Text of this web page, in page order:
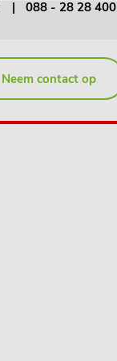
088 - 28 28 400
Neem contact op